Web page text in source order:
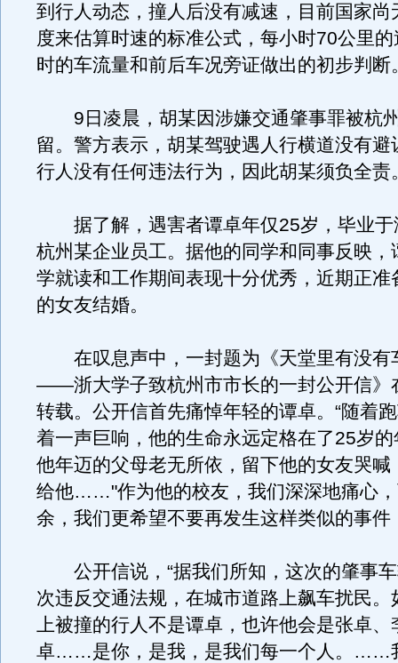
到行人动态，撞人后没有减速，目前国家尚
度来估算时速的标准公式，每小时70公里
时的车流量和前后车况旁证做出的初步判断
9日凌晨，胡某因涉嫌交通肇事罪被杭
留。警方表示，胡某驾驶遇人行横道没有避
行人没有任何违法行为，因此胡某须负全责
据了解，遇害者谭卓年仅25岁，毕业于
杭州某企业员工。据他的同学和同事反映，
学就读和工作期间表现十分优秀，近期正准
的女友结婚。
在叹息声中，一封题为《天堂里有没有
——浙大学子致杭州市市长的一封公开信》
转载。公开信首先痛悼年轻的谭卓。“随着
着一声巨响，他的生命永远定格在了25岁
他年迈的父母老无所依，留下他的女友哭喊
给他……"作为他的校友，我们深深地痛心
余，我们更希望不要再发生这样类似的事件
公开信说，“据我们所知，这次的肇事车
次违反交通法规，在城市道路上飙车扰民。
上被撞的行人不是谭卓，也许他会是张卓、
卓……是你，是我，是我们每一个人。……